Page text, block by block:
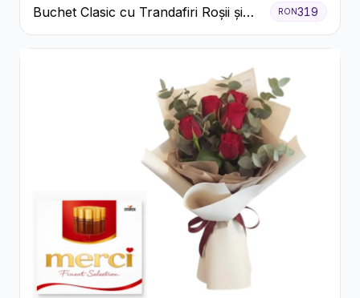
Buchet Clasic cu Trandafiri Roșii și
Gypsophila
RON319